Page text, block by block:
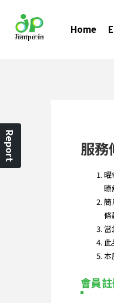
Home
服務
曜
瞭
簡
條
本
會員
Report